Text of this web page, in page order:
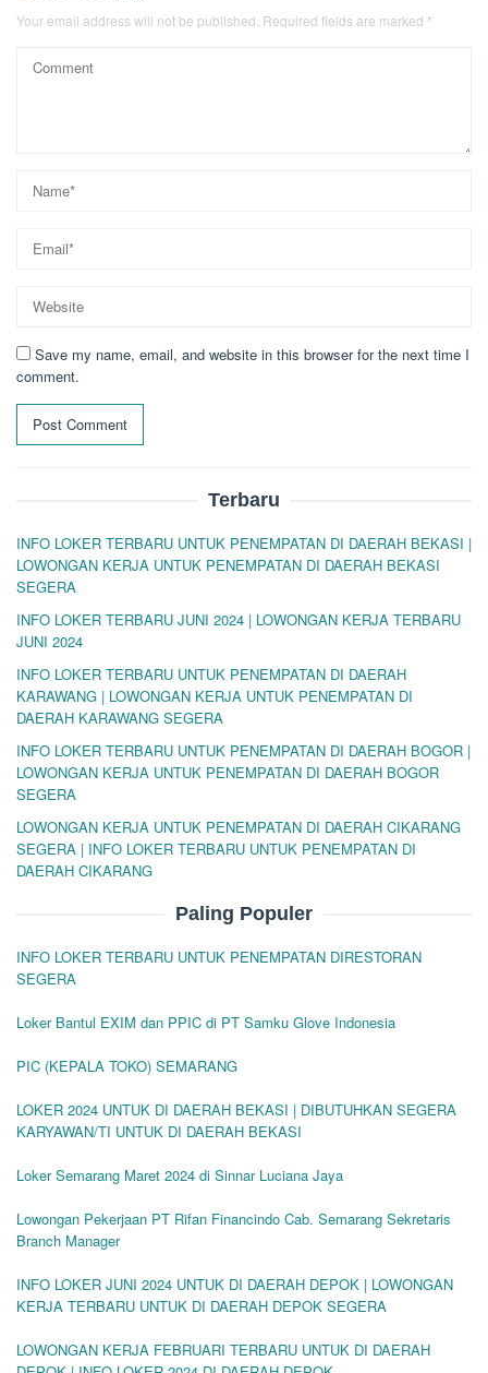
Your email address will not be published. Required fields are marked *
Save my name, email, and website in this browser for the next time I
comment.
Terbaru
INFO LOKER TERBARU UNTUK PENEMPATAN DI DAERAH BEKASI |
LOWONGAN KERJA UNTUK PENEMPATAN DI DAERAH BEKASI
SEGERA
INFO LOKER TERBARU JUNI 2024 | LOWONGAN KERJA TERBARU
JUNI 2024
INFO LOKER TERBARU UNTUK PENEMPATAN DI DAERAH
KARAWANG | LOWONGAN KERJA UNTUK PENEMPATAN DI
DAERAH KARAWANG SEGERA
INFO LOKER TERBARU UNTUK PENEMPATAN DI DAERAH BOGOR |
LOWONGAN KERJA UNTUK PENEMPATAN DI DAERAH BOGOR
SEGERA
LOWONGAN KERJA UNTUK PENEMPATAN DI DAERAH CIKARANG
SEGERA | INFO LOKER TERBARU UNTUK PENEMPATAN DI
DAERAH CIKARANG
Paling Populer
INFO LOKER TERBARU UNTUK PENEMPATAN DIRESTORAN
SEGERA
Loker Bantul EXIM dan PPIC di PT Samku Glove Indonesia
PIC (KEPALA TOKO) SEMARANG
LOKER 2024 UNTUK DI DAERAH BEKASI | DIBUTUHKAN SEGERA
KARYAWAN/TI UNTUK DI DAERAH BEKASI
Loker Semarang Maret 2024 di Sinnar Luciana Jaya
Lowongan Pekerjaan PT Rifan Financindo Cab. Semarang Sekretaris
Branch Manager
INFO LOKER JUNI 2024 UNTUK DI DAERAH DEPOK | LOWONGAN
KERJA TERBARU UNTUK DI DAERAH DEPOK SEGERA
LOWONGAN KERJA FEBRUARI TERBARU UNTUK DI DAERAH